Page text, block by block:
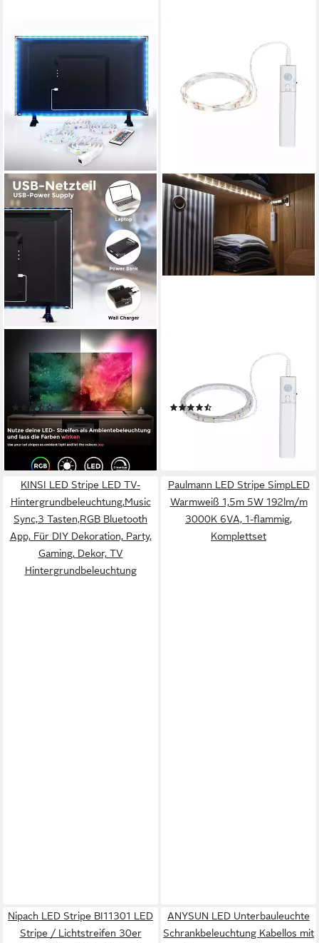
Schrankleuchte BKL1231-
SEC-1, LED fest integriert,
3000K - Warmweiß
(70)
13,99 € 15,99 €
-13%
LED Stripe LED Strip 1m 2W
156lm/m 3000K, 1-flammig,
batteriebetrieben
ab 14,73 €
KINSI LED Stripe LED TV-
Hintergrundbeleuchtung,Music
Sync,3 Tasten,RGB Bluetooth
App, Für DIY Dekoration, Party,
Gaming, Dekor, TV
Hintergrundbeleuchtung
Paulmann LED Stripe SimpLED
Warmweiß 1,5m 5W 192lm/m
3000K 6VA, 1-flammig,
Komplettset
Nipach LED Stripe BI11301 LED
Stripe / Lichtstreifen 30er
ANYSUN LED Unterbauleuchte
Schrankbeleuchtung Kabellos mit